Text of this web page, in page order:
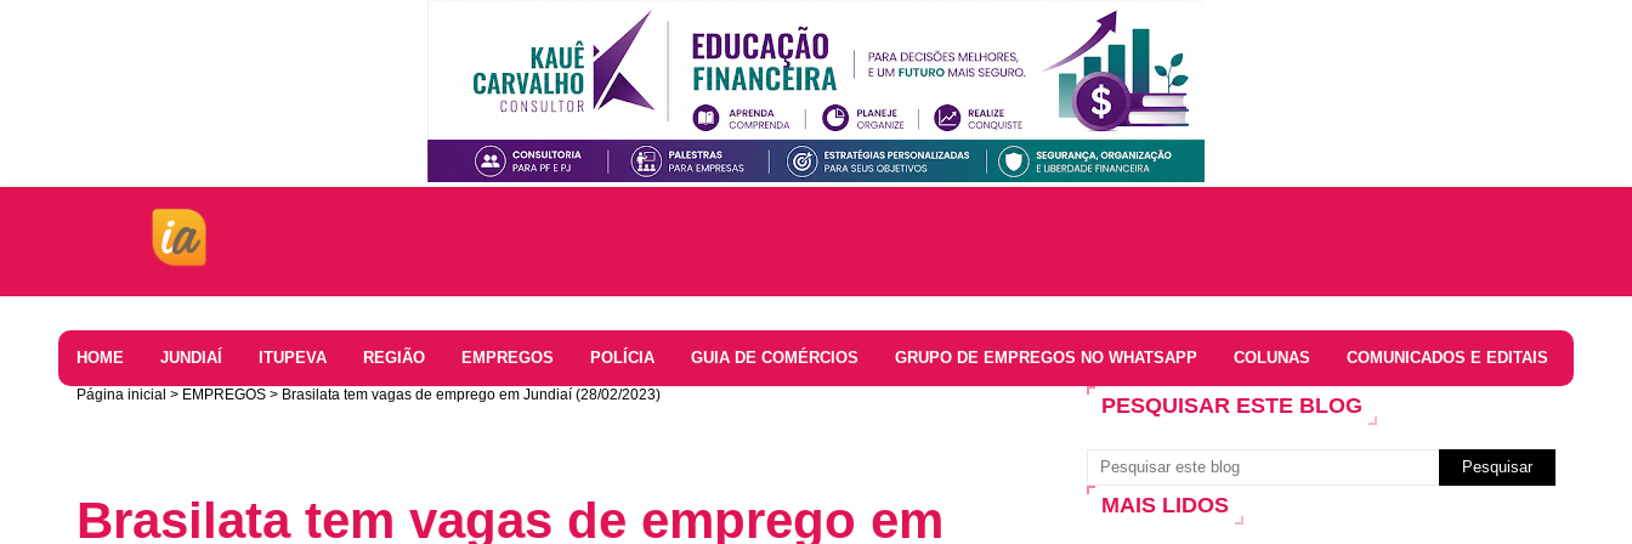
HOME JUNDIAÍ ITUPEVA REGIÃO EMPREGOS POLÍCIA GUIA DE COMÉRCIOS GRUPO DE EMPREGOS NO WHATSAPP COLUNAS COMUNICADOS E EDITAIS
Página inicial EMPREGOS Brasilata tem vagas de emprego em Jundiaí (28/02/2023)
Brasilata tem vagas de emprego em
PESQUISAR ESTE BLOG
MAIS LIDOS